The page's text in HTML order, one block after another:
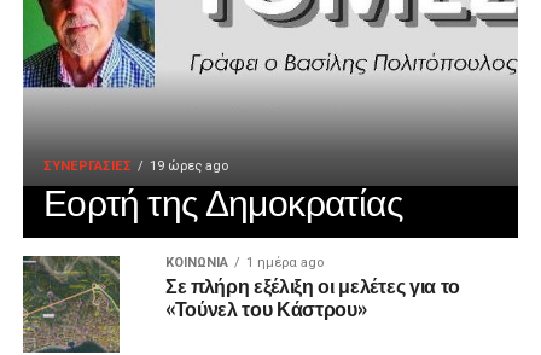
ΣΥΝΕΡΓΑΣΙΕΣ 19 ώρες ago
Εορτή της Δημοκρατίας
ΚΟΙΝΩΝΙΑ 1 ημέρα ago
Σε πλήρη εξέλιξη οι μελέτες για το
«Τούνελ του Κάστρου»